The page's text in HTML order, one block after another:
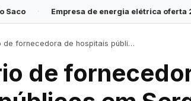
de energia elétrica oferta 20 vagas para
hospitais públicos em Sergipe é preso por desvio de R$ 550 mil em carnes congeladas
de